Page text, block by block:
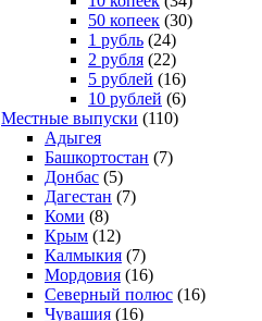
50 копеек (30)
1 рубль (24)
2 рубля (22)
5 рублей (16)
10 рублей (6)
Местные выпуски (110)
Адыгея
Башкортостан (7)
Донбас (5)
Дагестан (7)
Коми (8)
Крым (12)
Калмыкия (7)
Мордовия (16)
Северный полюс (16)
Чувашия (16)